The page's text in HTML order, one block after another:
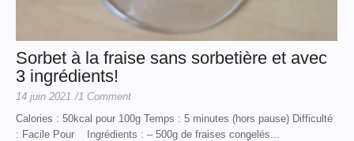
Sorbet à la fraise sans sorbetière et avec
3 ingrédients!
14 juin 2021 /1 Comment
Calories : 50kcal pour 100g Temps : 5 minutes (hors pause) Difficulté
: Facile Pour Ingrédients : – 500g de fraises congelés...